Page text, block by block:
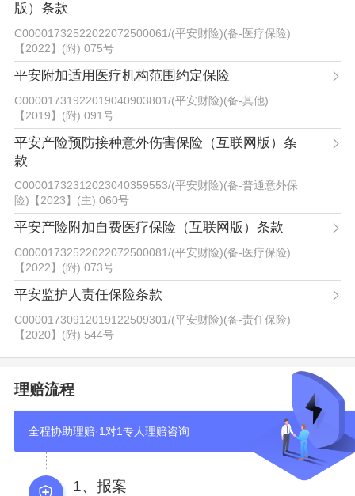
版）条款
C00001732522022072500061/(平安财险)(备-医疗保险)
【2022】(附) 075号
平安附加适用医疗机构范围约定保险
C00001731922019040903801/(平安财险)(备-其他)
【2019】(附) 091号
平安产险预防接种意外伤害保险（互联网版）条
款
C00001732312023040359553/(平安财险)(备-普通意外保
险)【2023】(主) 060号
平安产险附加自费医疗保险（互联网版）条款
C00001732522022072500081/(平安财险)(备-医疗保险)
【2022】(附) 073号
平安监护人责任保险条款
C00001730912019122509301/(平安财险)(备-责任保险)
【2020】(附) 544号
理赔流程
全程协助理赔·1对1专人理赔咨询
1、报案